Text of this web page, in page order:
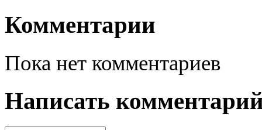
Комментарии
Пока нет комментариев
Написать